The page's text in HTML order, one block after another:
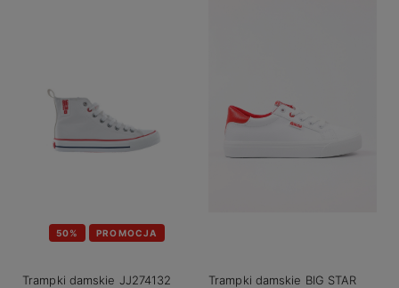
50% PROMOCJA
Trampki damskie JJ274132
Trampki damskie BIG STAR